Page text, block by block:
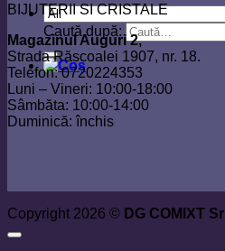
Caută după:
BIJUTERII SI CRISTALE
Magazinul Auguri 2,
Strada Răscoalei 1907, nr. 18.
Telefon: 0720224353
Luni – Vineri: 10:00-18:00
Sâmbăta: 10:00-14:00
Duminică: închis
Copyright 2026 © DG COMIXT Srl